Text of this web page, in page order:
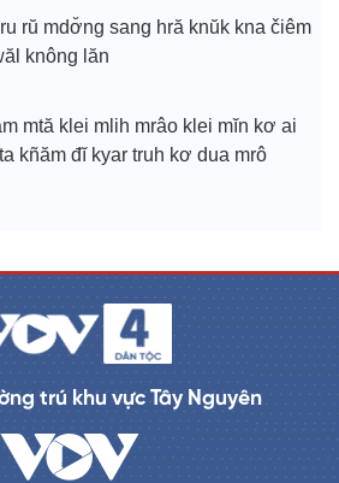
rŭ mdơ̆ng sang hră knŭk kna čiêm
knông lăn
mtă klei mlih mrâo klei mĭn kơ ai
kñăm đĭ kyar truh kơ dua mrô
trú khu vực Tây Nguyên